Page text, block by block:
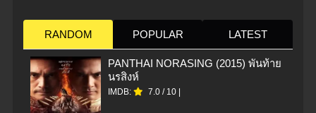
RANDOM POPULAR LATEST
PANTHAI NORASING (2015) พันท้าย
นรสิงห์
IMDB: 7.0 / 10